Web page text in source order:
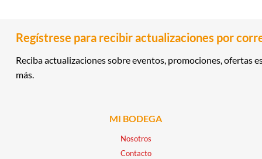
Regístrese para recibir actualizaciones por
Reciba actualizaciones sobre eventos, promociones, ofertas
más.
MI BODEGA
Nosotros
Contacto